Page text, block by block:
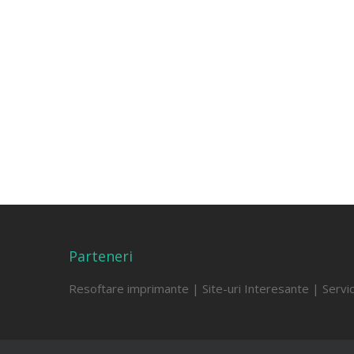
Parteneri
Resoftare imprimante | Site-uri Interesante |